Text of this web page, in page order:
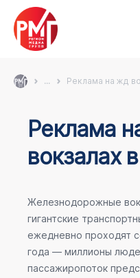
... Реклама на жд
Реклама
вокзалах
Железнодорожные
гигантские
ежедневно проходят
года — миллионы
пассажиропоток